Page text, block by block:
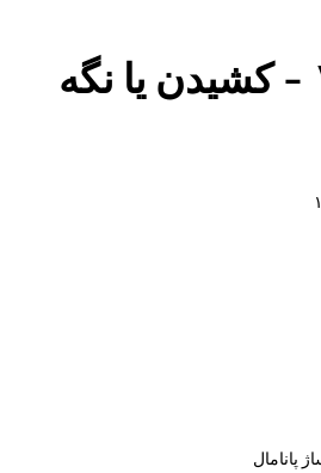
دنتکست ۱۵۱ – کشیدن یا نگه
پانامال